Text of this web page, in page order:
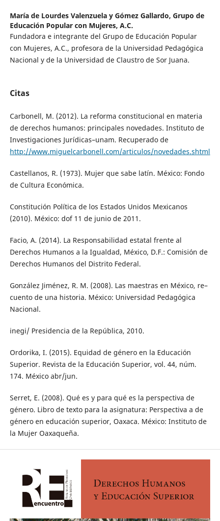
María de Lourdes Valenzuela y Gómez Gallardo, Grupo de
Educación Popular con Mujeres, A.C.
Fundadora e integrante del Grupo de Educación Popular
con Mujeres, A.C., profesora de la Universidad Pedagógica
Nacional y de la Universidad de Claustro de Sor Juana.
Citas
Carbonell, M. (2012). La reforma constitucional en materia
de derechos humanos: principales novedades. Instituto de
Investigaciones Jurídicas–unam. Recuperado de
http://www.miguelcarbonell.com/articulos/novedades.shtml
Castellanos, R. (1973). Mujer que sabe latín. México: Fondo
de Cultura Económica.
Constitución Política de los Estados Unidos Mexicanos
(2010). México: dof 11 de junio de 2011.
Facio, A. (2014). La Responsabilidad estatal frente al
Derechos Humanos a la Igualdad, México, D.F.: Comisión de
Derechos Humanos del Distrito Federal.
González Jiménez, R. M. (2008). Las maestras en México, re–
cuento de una historia. México: Universidad Pedagógica
Nacional.
inegi/ Presidencia de la República, 2010.
Ordorika, I. (2015). Equidad de género en la Educación
Superior. Revista de la Educación Superior, vol. 44, núm.
174. México abr/jun.
Serret, E. (2008). Qué es y para qué es la perspectiva de
género. Libro de texto para la asignatura: Perspectiva a de
género en educación superior, Oaxaca. México: Instituto de
la Mujer Oaxaqueña.